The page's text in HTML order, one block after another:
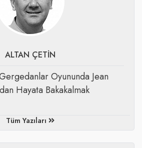
ALTAN ÇETİN
Oyununda Jean
Hayata Bakakalmak
Tüm Yazıları